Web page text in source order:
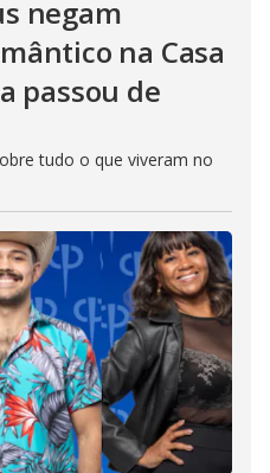
negam
na Casa
passou de
tudo o que viveram no